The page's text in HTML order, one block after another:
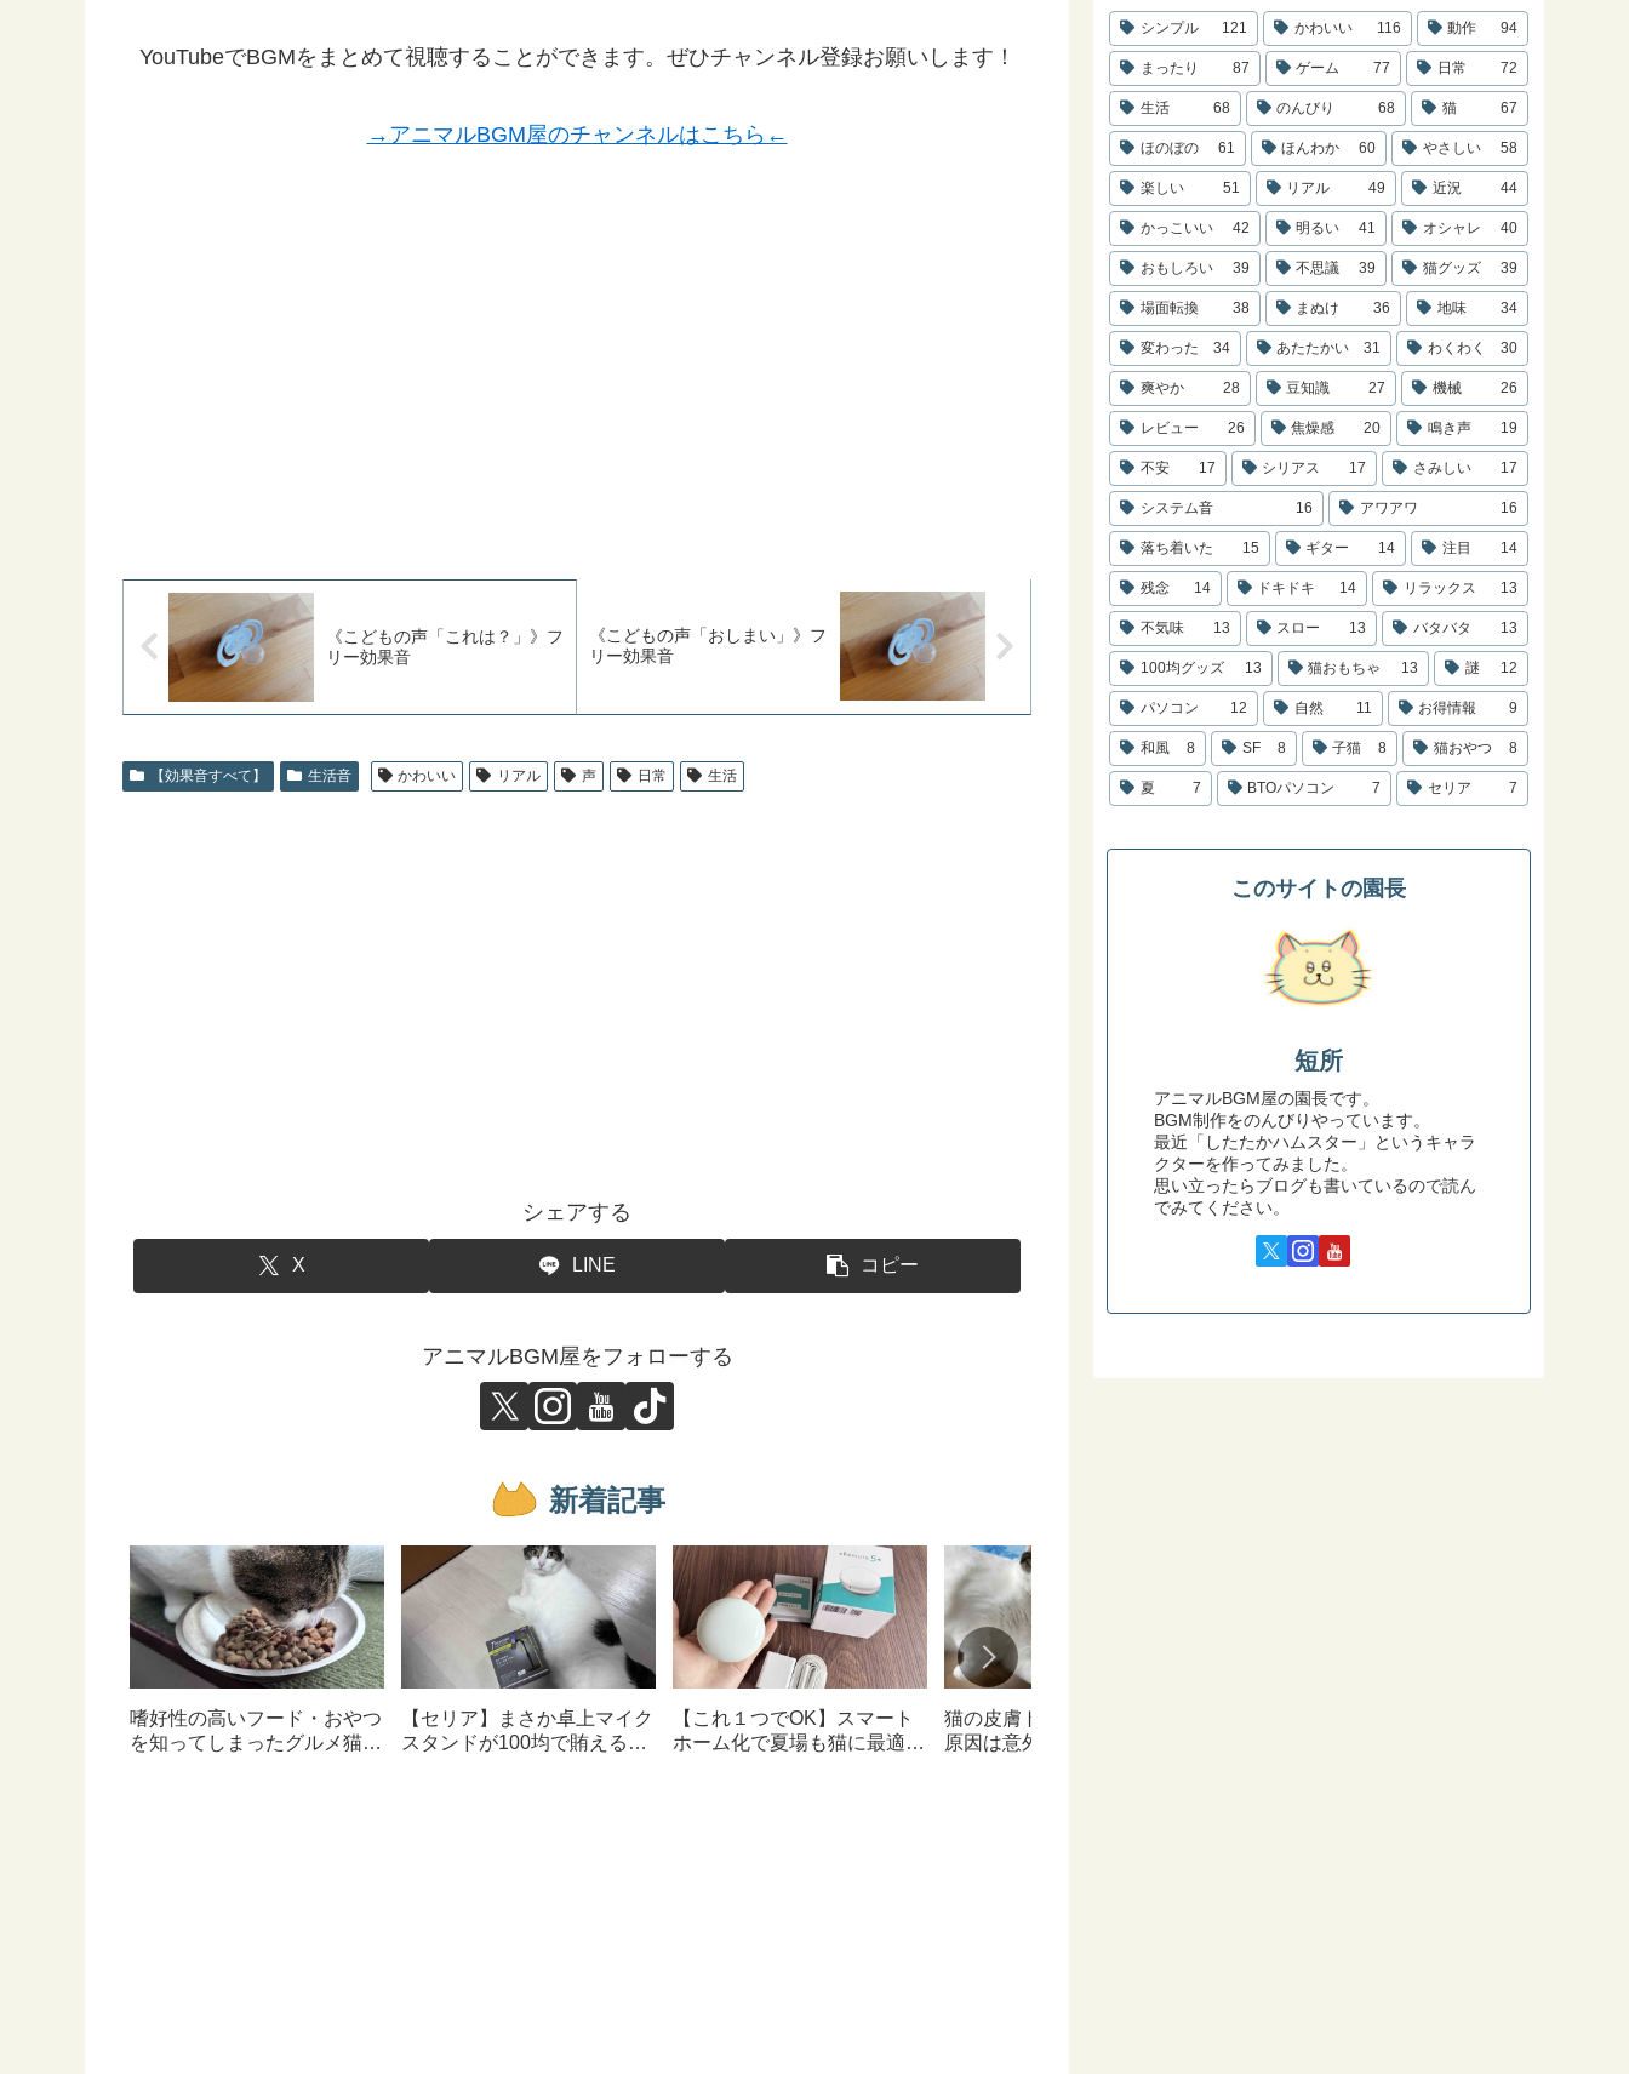
YouTubeでBGMをまとめて視聴することができます。ぜひチャンネル登録お願いします！
→アニマルBGM屋のチャンネルはこちら←
《こどもの声「これは？」》フ
リー効果音
《こどもの声「おしまい」》フ
リー効果音
【効果音すべて】 生活音 かわいい リアル 声 日常 生活
シェアする
X LINE コピー
アニマルBGM屋をフォローする
新着記事
嗜好性の高いフード・おやつ
を知ってしまったグルメ猫の
【セリア】まさか卓上マイク
スタンドが100均で賄えるな
【これ１つでOK】スマート
ホーム化で夏場も猫に最適な
猫の皮膚トラブル、根本的な
原因は意外なとこにあるかも
シンプル 121 かわいい 116 動作 94
まったり 87 ゲーム 77 日常 72
生活 68 のんびり 68 猫 67
ほのぼの 61 ほんわか 60 やさしい 58
楽しい 51 リアル 49 近況 44
かっこいい 42 明るい 41 オシャレ 40
おもしろい 39 不思議 39 猫グッズ 39
場面転換 38 まぬけ 36 地味 34
変わった 34 あたたかい 31 わくわく 30
爽やか 28 豆知識 27 機械 26
レビュー 26 焦燥感 20 鳴き声 19
不安 17 シリアス 17 さみしい 17
システム音 16 アワアワ 16
落ち着いた 15 ギター 14 注目 14
残念 14 ドキドキ 14 リラックス 13
不気味 13 スロー 13 バタバタ 13
100均グッズ 13 猫おもちゃ 13 謎 12
パソコン 12 自然 11 お得情報 9
和風 8 SF 8 子猫 8 猫おやつ 8
夏 7 BTOパソコン 7 セリア 7
このサイトの園長
短所
アニマルBGM屋の園長です。
BGM制作をのんびりやっています。
最近「したたかハムスター」というキャラ
クターを作ってみました。
思い立ったらブログも書いているので読ん
でみてください。